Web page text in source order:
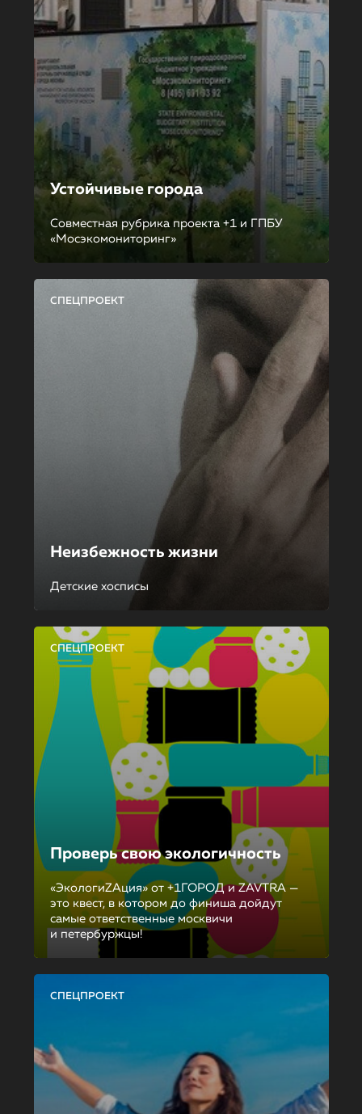
Устойчивые города
Совместная рубрика проекта +1 и ГПБУ
«Мосэкомониторинг»
СПЕЦПРОЕКТ
Неизбежность жизни
Детские хосписы
СПЕЦПРОЕКТ
Проверь свою экологичность
«ЭкологиZAция» от +1ГОРОД и ZAVTRA —
это квест, в котором до финиша дойдут
самые ответственные москвичи
и петербуржцы!
СПЕЦПРОЕКТ